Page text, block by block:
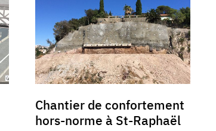
Chantier de confortement
hors-norme à St-Raphaël